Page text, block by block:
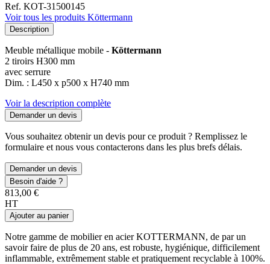
Ref. KOT-31500145
Voir tous les produits Köttermann
Description
Meuble métallique mobile - Köttermann
2 tiroirs H300 mm
avec serrure
Dim. : L450 x p500 x H740 mm
Voir la description complète
Demander un devis
Vous souhaitez obtenir un devis pour ce produit ? Remplissez le
formulaire et nous vous contacterons dans les plus brefs délais.
Demander un devis
Besoin d'aide ?
813,00 €
HT
Ajouter au panier
Notre gamme de mobilier en acier KOTTERMANN, de par un
savoir faire de plus de 20 ans, est robuste, hygiénique, difficilement
inflammable, extrêmement stable et pratiquement recyclable à 100%.